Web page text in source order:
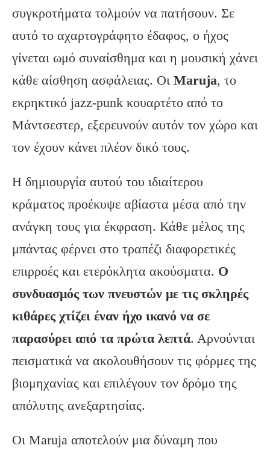
συγκροτήματα τολμούν να πατήσουν. Σε
αυτό το αχαρτογράφητο έδαφος, ο ήχος
γίνεται ωμό συναίσθημα και η μουσική χάνει
κάθε αίσθηση ασφάλειας. Οι Maruja, το
εκρηκτικό jazz-punk κουαρτέτο από το
Μάντσεστερ, εξερευνούν αυτόν τον χώρο και
τον έχουν κάνει πλέον δικό τους.
Η δημιουργία αυτού του ιδιαίτερου
κράματος προέκυψε αβίαστα μέσα από την
ανάγκη τους για έκφραση. Κάθε μέλος της
μπάντας φέρνει στο τραπέζι διαφορετικές
επιρροές και ετερόκλητα ακούσματα. Ο
συνδυασμός των πνευστών με τις σκληρές
κιθάρες χτίζει έναν ήχο ικανό να σε
παρασύρει από τα πρώτα λεπτά. Αρνούνται
πεισματικά να ακολουθήσουν τις φόρμες της
βιομηχανίας και επιλέγουν τον δρόμο της
απόλυτης ανεξαρτησίας.
Οι Maruja αποτελούν μια δύναμη που